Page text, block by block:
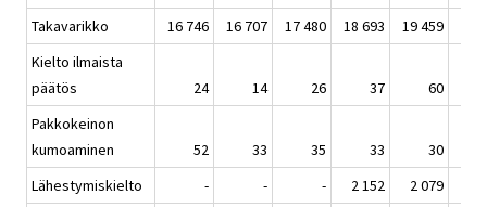
Takavarikko
16 746 16 707 17 480 18 693 19 459
Kielto ilmaista
päätös
24 14 26 37
60
Pakkokeinon
kumoaminen
52 33 35 33
30
Lähestymiskielto
- - - 2 152 2 079